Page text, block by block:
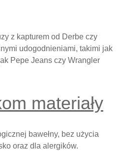
z kapturem od Derbe czy
udogodnieniami, takimi jak
Pepe Jeans czy Wrangler
materiały
bawełny, bez użycia
oraz dla alergików.